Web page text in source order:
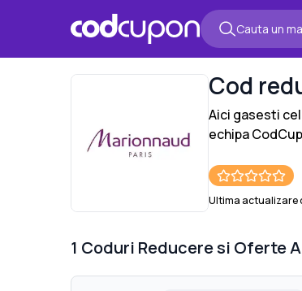
Cod
Aici gasesti
echipa
Ultima actualizare
1 Coduri Reducere si Oferte